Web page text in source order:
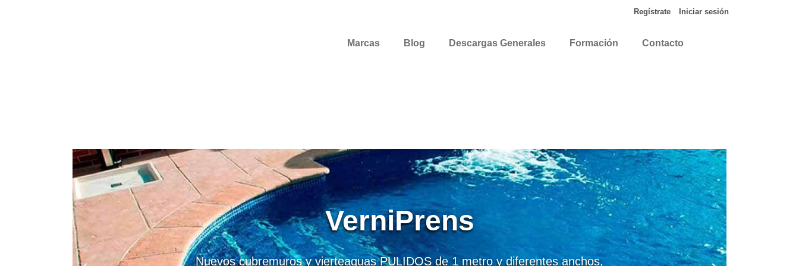
Regístrate Iniciar sesión
Marcas Blog Descargas Generales Formación Contacto
VerniPrens
Nuevos cubremuros y vierteaguas PULIDOS de 1 metro y diferentes anchos,